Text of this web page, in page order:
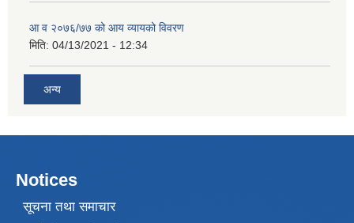
आ व २०७६/७७ को आय व्यायको विवरण
मिति: 04/13/2021 - 12:34
अन्य
Notices
सूचना तथा समाचार